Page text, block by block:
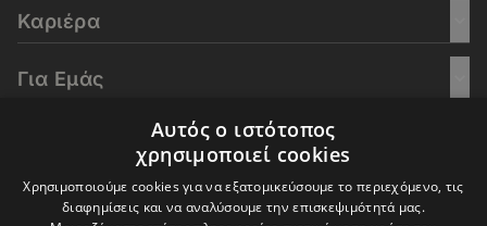
Καριέρα
Για Εμάς
E-Learning
Αυτός ο ιστότοπος
χρησιμοποιεί cookies
Χρησιμοποιούμε cookies για να εξατομικεύσουμε το περιεχόμενο, τις
διαφημίσεις και να αναλύσουμε την επισκεψιμότητά μας.